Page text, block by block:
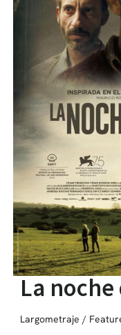
La noche
Largometraje /